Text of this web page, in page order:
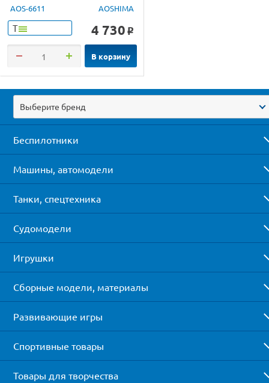
AOS-6611 AOSHIMA
Т 4 730 o
В корзину
Выберите бренд
Беспилотники
Машины, автомодели
Танки, спецтехника
Судомодели
Игрушки
Сборные модели, материалы
Развивающие игры
Спортивные товары
Товары для творчества